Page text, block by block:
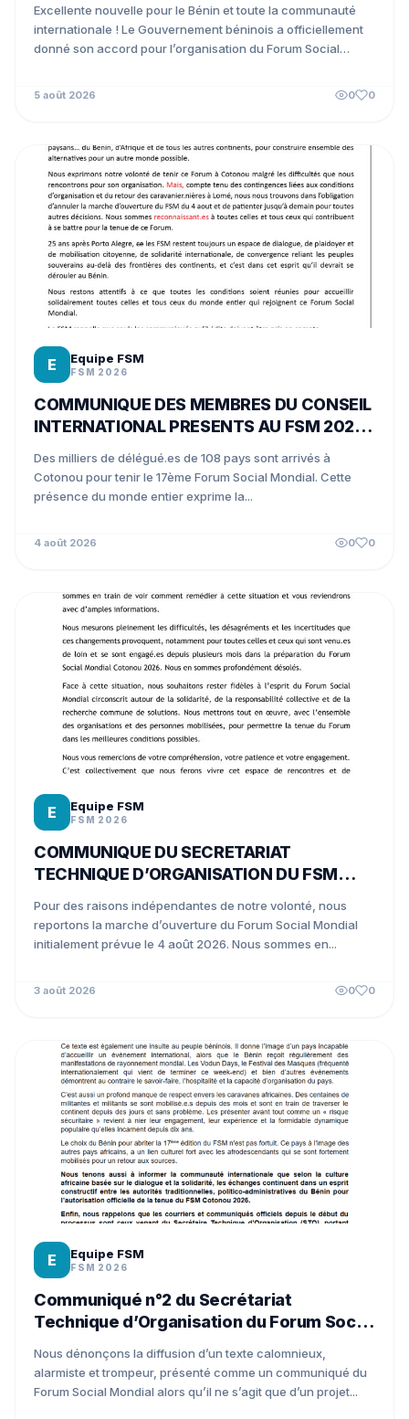
Excellente nouvelle pour le Bénin et toute la communauté
internationale ! Le Gouvernement béninois a officiellement
donné son accord pour l’organisation du Forum Social
5 août 2026 0 0
E Equipe FSM
FSM 2026
COMMUNIQUE DES MEMBRES DU CONSEIL
INTERNATIONAL PRESENTS AU FSM 2026
Des milliers de délégué.es de 108 pays sont arrivés à
Cotonou pour tenir le 17ème Forum Social Mondial. Cette
présence du monde entier exprime la...
4 août 2026 0 0
E Equipe FSM
FSM 2026
COMMUNIQUE DU SECRETARIAT
TECHNIQUE D’ORGANISATION DU FSM
Pour des raisons indépendantes de notre volonté, nous
reportons la marche d’ouverture du Forum Social Mondial
initialement prévue le 4 août 2026. Nous sommes en...
3 août 2026 0 0
E Equipe FSM
FSM 2026
Communiqué n°2 du Secrétariat
Technique d’Organisation du Forum Social
Nous dénonçons la diffusion d’un texte calomnieux,
alarmiste et trompeur, présenté comme un communiqué du
Forum Social Mondial alors qu’il ne s’agit que d’un projet...